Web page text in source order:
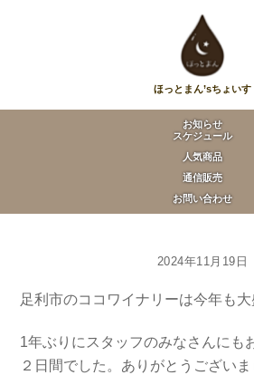
ほっとまん’sちょいす
お知らせ
スケジュール
人気商品
通信販売
お問い合わせ
2024年11月19日
足利市のココワイナリーは今年も大
1年ぶりにスタッフのみなさんにも
２日間でした。ありがとうございま